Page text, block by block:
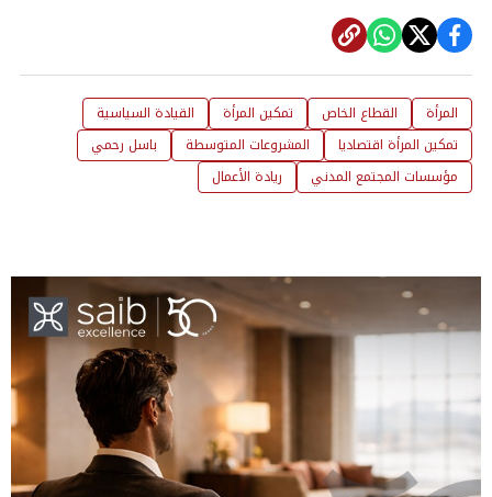
المرأة القطاع الخاص تمكين المرأة
القيادة السياسية
تمكين المرأة اقتصاديا
المشروعات المتوسطة
باسل رحمي
مؤسسات المجتمع المدني
ريادة الأعمال